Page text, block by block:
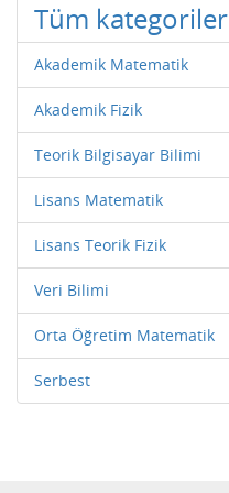
Tüm kategoriler
Akademik Matematik
Akademik Fizik
Teorik Bilgisayar Bilimi
Lisans Matematik
Lisans Teorik Fizik
Veri Bilimi
Orta Öğretim Matematik
Serbest